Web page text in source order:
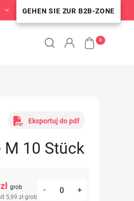
B2B-KUNDENZONE
GEHEN SIE ZUR B2B-ZONE
0
Eksportuj do pdf
M 10 Stück
grob
5,99 zł grob
- +